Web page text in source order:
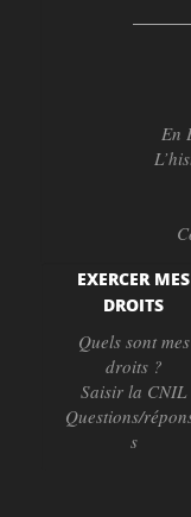
En
EXERCER MES
DROITS
Quels sont mes
droits ?
Saisir la CNIL
Questions/
s